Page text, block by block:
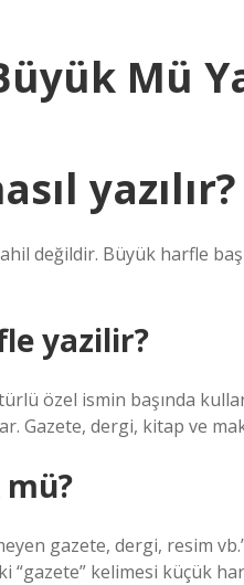
Mü
yazılır?
değildir. Büyük harfle
yazilir?
özel ismin başında
dergi, kitap ve
gazete, dergi, resim
kelimesi küçük